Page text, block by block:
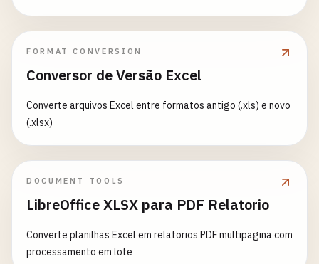
FORMAT CONVERSION
Conversor de Versão Excel
Converte arquivos Excel entre formatos antigo (.xls) e novo
(.xlsx)
DOCUMENT TOOLS
LibreOffice XLSX para PDF Relatorio
Converte planilhas Excel em relatorios PDF multipagina com
processamento em lote